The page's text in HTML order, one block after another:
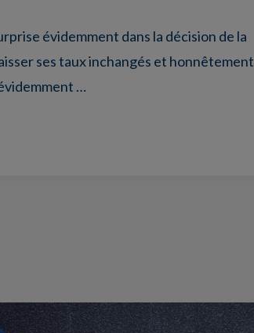
évidemment dans la décision de la
ses taux inchangés et honnêtement
…